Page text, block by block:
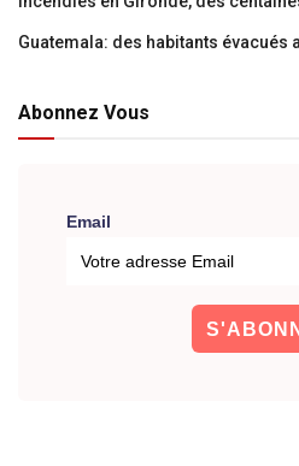
Guatemala: des habitants évacués
Abonnez Vous
Email